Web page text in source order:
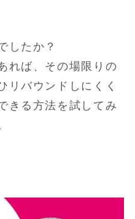
したか？
れば、その場限りの
リバウンドしにくく
きる方法を試してみ